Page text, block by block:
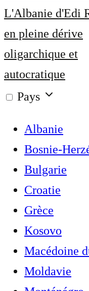
L'Albanie d'Edi
en pleine dérive
oligarchique et
autocratique
Pays
Albanie
Bosnie-
Bulgarie
Croatie
Grèce
Kosovo
Macédoine
Moldavie